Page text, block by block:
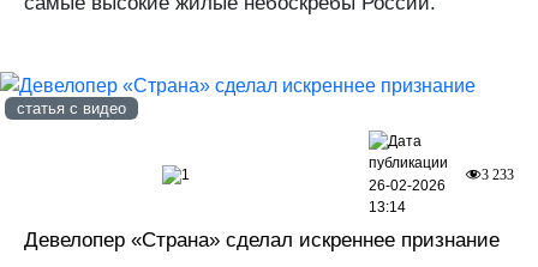
статья с видео
Девелопер «Страна» сделал искреннее признание
1 3 233
26-02-2026
13:14